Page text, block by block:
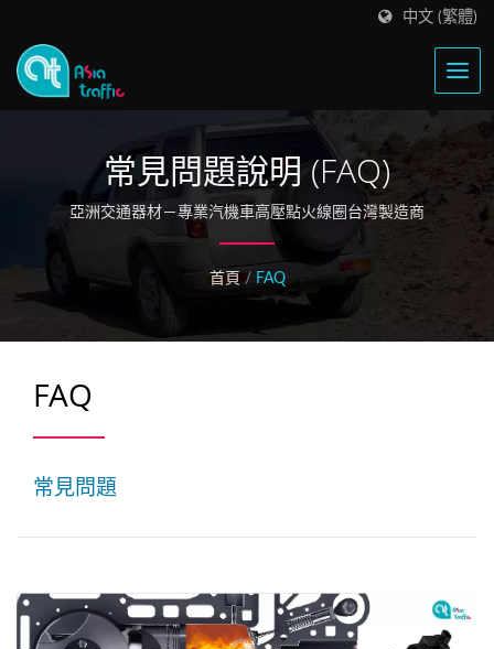
中文 (繁體)
常見問題說明 (FAQ)
亞洲交通器材－專業汽機車高壓點火線圈台灣製造商
首頁 / FAQ
FAQ
常見問題